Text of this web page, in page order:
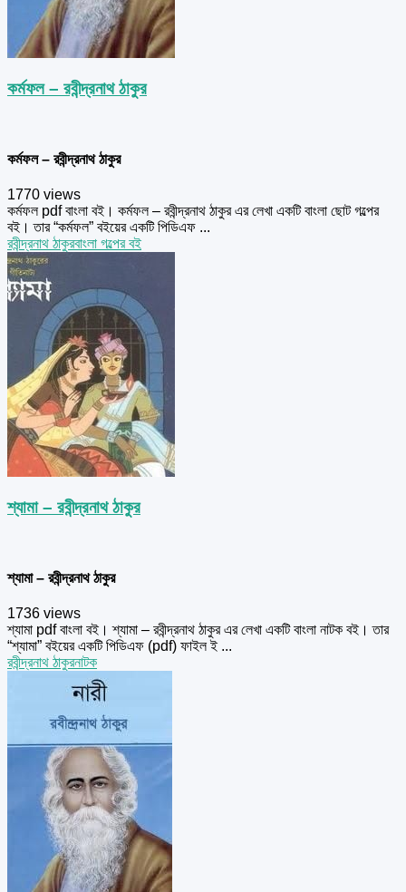
কর্মফল – রবীন্দ্রনাথ ঠাকুর
কর্মফল – রবীন্দ্রনাথ ঠাকুর
1770 views
কর্মফল pdf বাংলা বই। কর্মফল – রবীন্দ্রনাথ ঠাকুর এর লেখা একটি বাংলা ছোট গল্পের
বই। তার “কর্মফল” বইয়ের একটি পিডিএফ ...
রবীন্দ্রনাথ ঠাকুরবাংলা গল্পের বই
শ্যামা – রবীন্দ্রনাথ ঠাকুর
শ্যামা – রবীন্দ্রনাথ ঠাকুর
1736 views
শ্যামা pdf বাংলা বই। শ্যামা – রবীন্দ্রনাথ ঠাকুর এর লেখা একটি বাংলা নাটক বই। তার
“শ্যামা” বইয়ের একটি পিডিএফ (pdf) ফাইল ই ...
রবীন্দ্রনাথ ঠাকুরনাটক